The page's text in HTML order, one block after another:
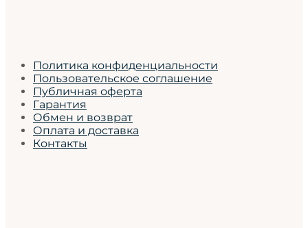
Политика конфиденциальности
Пользовательское соглашение
Публичная оферта
Гарантия
Обмен и возврат
Оплата и доставка
Контакты